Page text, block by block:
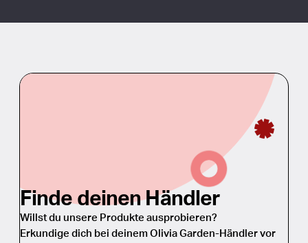
Finde deinen Händler
Willst du unsere Produkte ausprobieren?
Erkundige dich bei deinem Olivia Garden-Händler vor